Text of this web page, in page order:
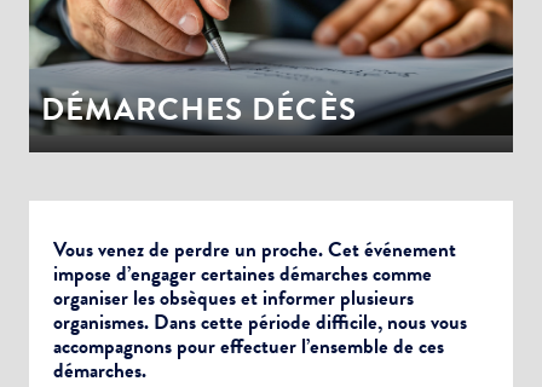
DÉMARCHES DÉCÈS
Vous venez de perdre un proche. Cet événement
impose d’engager certaines démarches comme
organiser les obsèques et informer plusieurs
organismes. Dans cette période difficile, nous vous
accompagnons pour effectuer l’ensemble de ces
démarches.